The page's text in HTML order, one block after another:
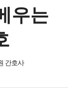
우는
간호사